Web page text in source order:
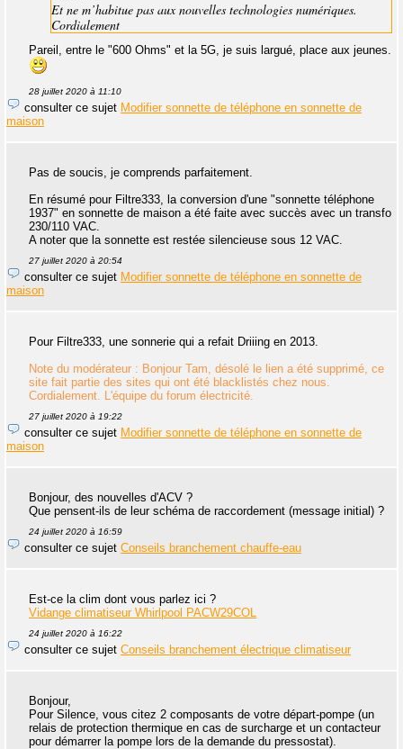
Et ne m’habitue pas aux nouvelles technologies numériques.
Cordialement
Pareil, entre le "600 Ohms" et la 5G, je suis largué, place aux jeunes.
28 juillet 2020 à 11:10
consulter ce sujet Modifier sonnette de téléphone en sonnette de
maison
Pas de soucis, je comprends parfaitement.
En résumé pour Filtre333, la conversion d'une "sonnette téléphone
1937" en sonnette de maison a été faite avec succès avec un transfo
230/110 VAC.
A noter que la sonnette est restée silencieuse sous 12 VAC.
27 juillet 2020 à 20:54
consulter ce sujet Modifier sonnette de téléphone en sonnette de
maison
Pour Filtre333, une sonnerie qui a refait Driiing en 2013.
Note du modérateur : Bonjour Tam, désolé le lien a été supprimé, ce
site fait partie des sites qui ont été blacklistés chez nous.
Cordialement. L'équipe du forum électricité.
27 juillet 2020 à 19:22
consulter ce sujet Modifier sonnette de téléphone en sonnette de
maison
Bonjour, des nouvelles d'ACV ?
Que pensent-ils de leur schéma de raccordement (message initial) ?
24 juillet 2020 à 16:59
consulter ce sujet Conseils branchement chauffe-eau
Est-ce la clim dont vous parlez ici ?
Vidange climatiseur Whirlpool PACW29COL
24 juillet 2020 à 16:22
consulter ce sujet Conseils branchement électrique climatiseur
Bonjour,
Pour Silence, vous citez 2 composants de votre départ-pompe (un
relais de protection thermique en cas de surcharge et un contacteur
pour démarrer la pompe lors de la demande du pressostat).